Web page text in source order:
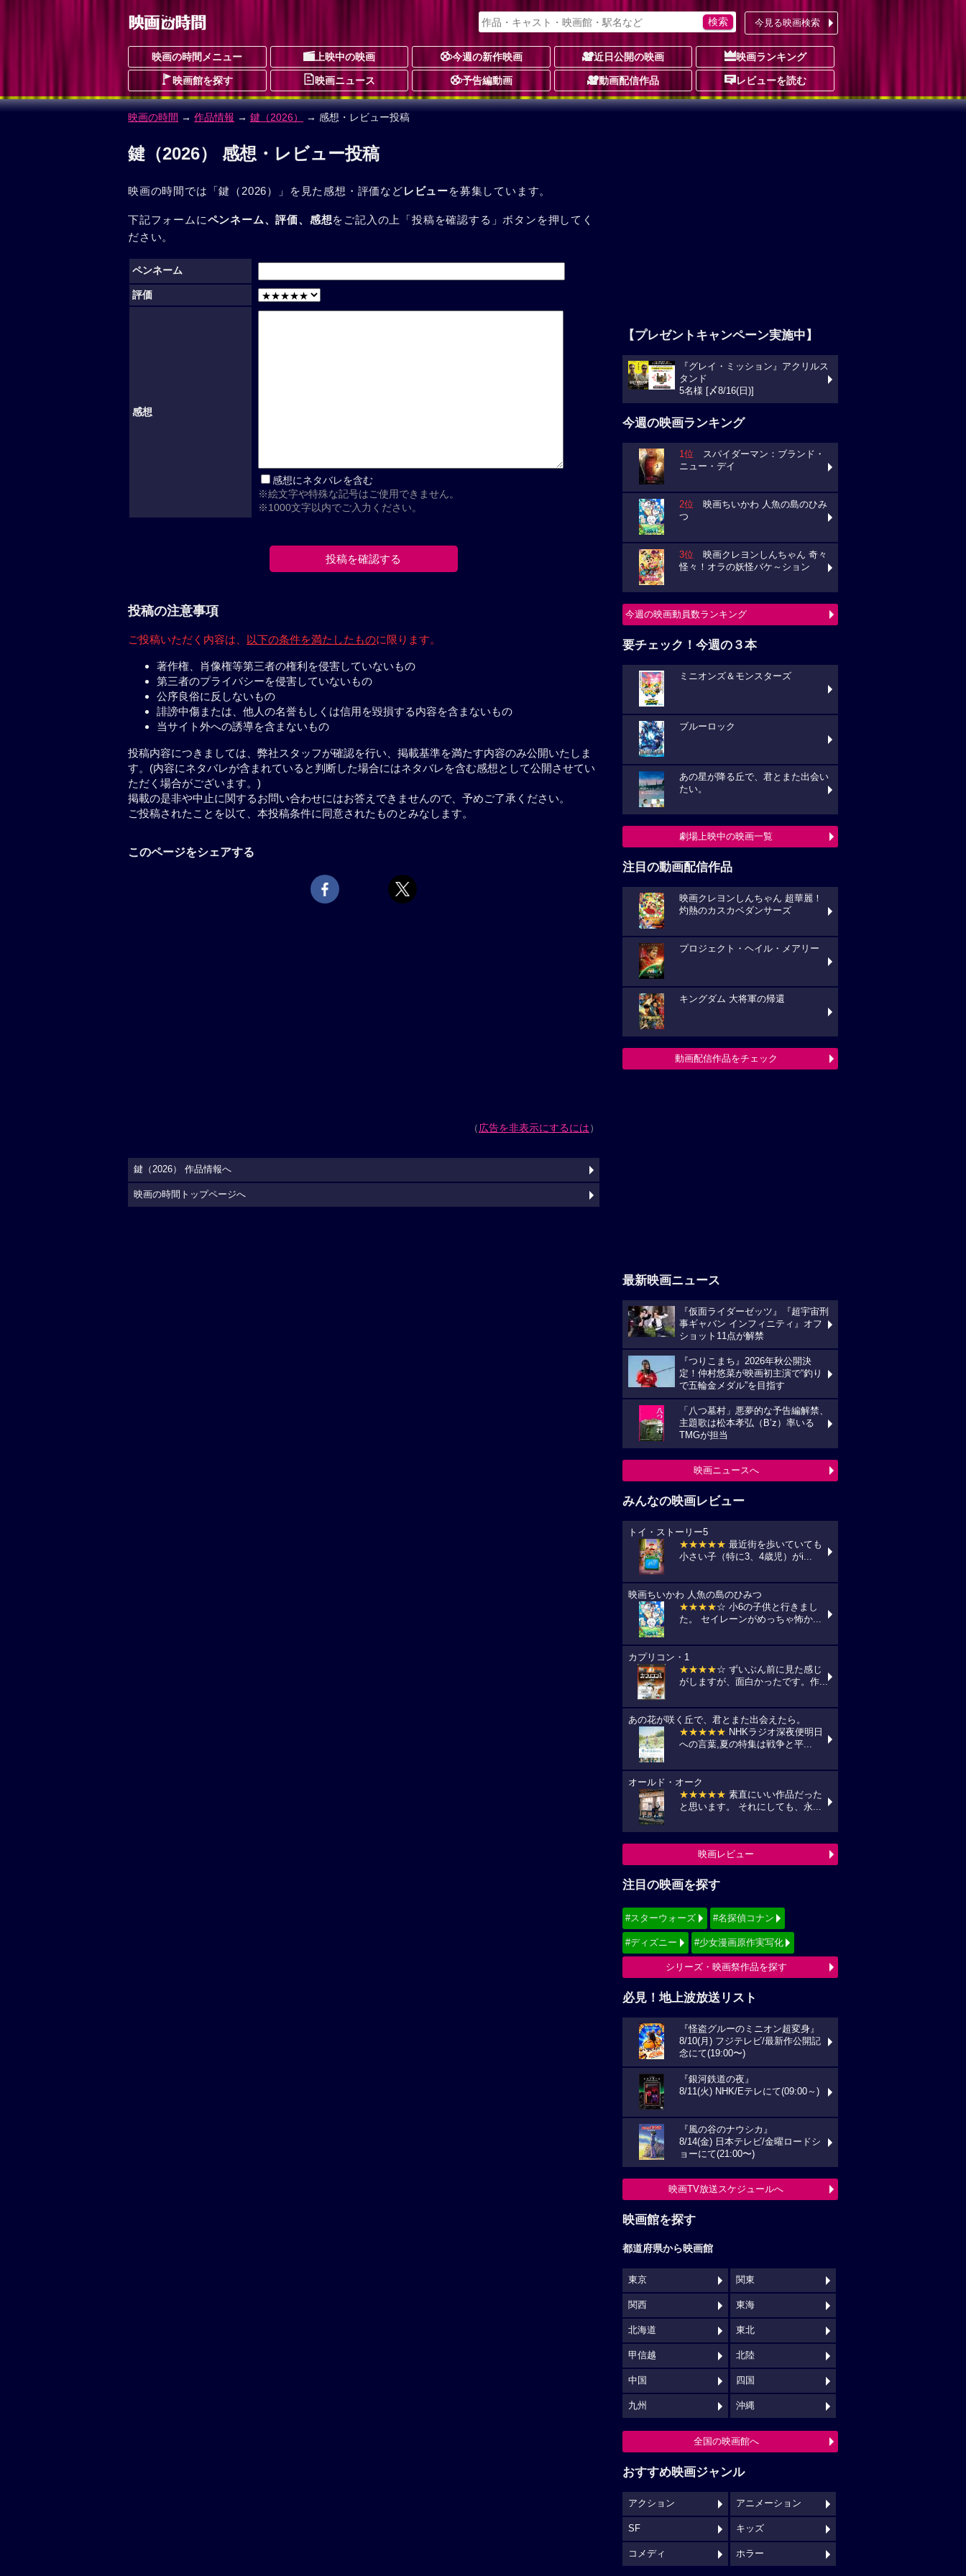
今見る映画検索
映画の時間メニュー 上映中の映画 今週の新作映画 近日公開の映画 映画ランキング
映画館を探す 映画ニュース 予告編動画 動画配信作品 レビューを読む
映画の時間 → 作品情報 → 鍵（2026） → 感想・レビュー投稿
鍵（2026） 感想・レビュー投稿
映画の時間では「鍵（2026）」を見た感想・評価などレビューを募集しています。
下記フォームにペンネーム、評価、感想をご記入の上「投稿を確認する」ボタンを押してく
ださい。
ペンネーム
評価
感想
感想にネタバレを含む
※絵文字や特殊な記号はご使用できません。
※1000文字以内でご入力ください。
投稿の注意事項
ご投稿いただく内容は、 以下の条件を満たしたものに限ります。
著作権、肖像権等第三者の権利を侵害していないもの
第三者のプライバシーを侵害していないもの
公序良俗に反しないもの
誹謗中傷または、他人の名誉もしくは信用を毀損する内容を含まないもの
当サイト外への誘導を含まないもの
投稿内容につきましては、弊社スタッフが確認を行い、掲載基準を満たす内容のみ公開いたしま
す。(内容にネタバレが含まれていると判断した場合にはネタバレを含む感想として公開させてい
ただく場合がございます。)
掲載の是非や中止に関するお問い合わせにはお答えできませんので、予めご了承ください。
ご投稿されたことを以て、本投稿条件に同意されたものとみなします。
このページをシェアする
（広告を非表示にするには）
【プレゼントキャンペーン実施中】
『グレイ・ミッション』アクリルス
タンド
5名様 [〆8/16(日)]
今週の映画ランキング
1位 スパイダーマン：ブランド・
ニュー・デイ
2位 映画ちいかわ 人魚の島のひみ
つ
3位 映画クレヨンしんちゃん 奇々
怪々！オラの妖怪バケ～ション
今週の映画動員数ランキング
要チェック！今週の３本
ミニオンズ＆モンスターズ
ブルーロック
あの星が降る丘で、君とまた出会い
たい。
劇場上映中の映画一覧
注目の動画配信作品
映画クレヨンしんちゃん 超華麗！
灼熱のカスカベダンサーズ
プロジェクト・ヘイル・メアリー
キングダム 大将軍の帰還
動画配信作品をチェック
最新映画ニュース
『仮面ライダーゼッツ』『超宇宙刑
事ギャバン インフィニティ』オフ
ショット11点が解禁
『つりこまち』2026年秋公開決
定！仲村悠菜が映画初主演で“釣り
で五輪金メダル”を目指す
「八つ墓村」悪夢的な予告編解禁、
主題歌は松本孝弘（B’z）率いる
TMGが担当
映画ニュースへ
みんなの映画レビュー
トイ・ストーリー5
★★★★★ 最近街を歩いていても
小さい子（特に3、4歳児）がi...
映画ちいかわ 人魚の島のひみつ
★★★★☆ 小6の子供と行きまし
た。 セイレーンがめっちゃ怖か...
カプリコン・1
★★★★☆ ずいぶん前に見た感じ
がしますが、面白かったです。作...
あの花が咲く丘で、君とまた出会えたら。
★★★★★ NHKラジオ深夜便明日
への言葉,夏の特集は戦争と平...
オールド・オーク
★★★★★ 素直にいい作品だった
と思います。 それにしても、永...
映画レビュー
注目の映画を探す
#スターウォーズ #名探偵コナン
#ディズニー #少女漫画原作実写化
シリーズ・映画祭作品を探す
必見！地上波放送リスト
『怪盗グルーのミニオン超変身』
8/10(月) フジテレビ/最新作公開記
念にて(19:00〜)
『銀河鉄道の夜』
8/11(火) NHK/Eテレにて(09:00～)
『風の谷のナウシカ』
8/14(金) 日本テレビ/金曜ロードシ
ョーにて(21:00〜)
映画TV放送スケジュールへ
映画館を探す
都道府県から映画館
東京 関東
関西 東海
北海道 東北
甲信越 北陸
中国 四国
九州 沖縄
全国の映画館へ
おすすめ映画ジャンル
アクション アニメーション
SF キッズ
コメディ ホラー
鍵（2026） 作品情報へ
映画の時間トップページへ